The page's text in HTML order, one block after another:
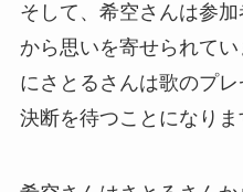
そして、希空さんは参
から思いを寄せられて
にさとるさんは歌のプ
決断を待つことになりま